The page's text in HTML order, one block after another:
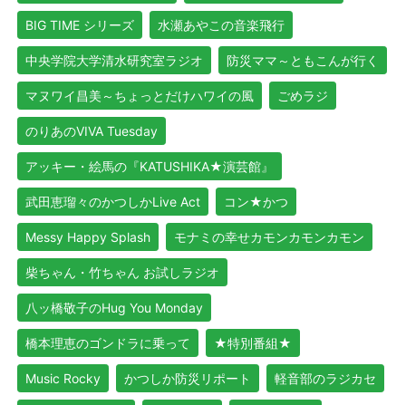
BIG TIME シリーズ 水瀬あやこの音楽飛行
中央学院大学清水研究室ラジオ 防災ママ～ともこんが行く
マヌワイ昌美～ちょっとだけハワイの風 ごめラジ
のりあのVIVA Tuesday
アッキー・絵馬の『KATUSHIKA★演芸館』
武田恵瑠々のかつしかLive Act コン★かつ
Messy Happy Splash モナミの幸せカモンカモンカモン
柴ちゃん・竹ちゃん お試しラジオ
八ッ橋敬子のHug You Monday
橋本理恵のゴンドラに乗って ★特別番組★
Music Rocky かつしか防災リポート 軽音部のラジカセ